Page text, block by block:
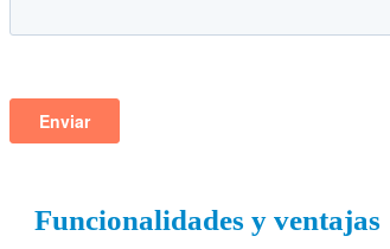
Funcionalidades y ventajas